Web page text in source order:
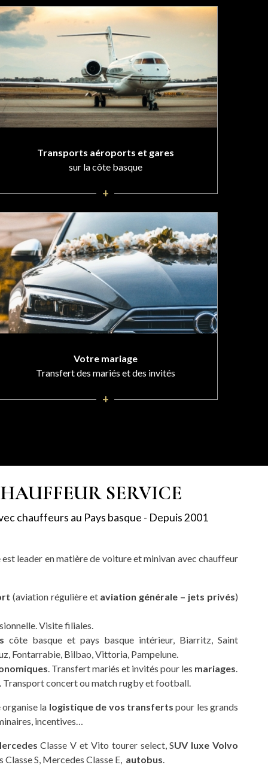
Transports aéroports et gares
sur la côte basque
+
Votre mariage
Transfert des mariés et des invités
+
SERVICE
chauffeurs au Pays basque - Depuis 2001
leader en matière de voiture et minivan avec chauffeur
(aviation régulière et aviation générale – jets privés)
Visite filiales.
côte basque et pays basque intérieur, Biarritz, Saint
Fontarrabie, Bilbao, Vittoria, Pampelune.
. Transfert mariés et invités pour les mariages.
. Transport concert ou match rugby et football.
la logistique de vos transferts pour les grands
incentives…
Classe V et Vito tourer select, SUV luxe Volvo
Classe S, Mercedes Classe E, autobus.